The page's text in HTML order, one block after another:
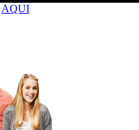
AQUI